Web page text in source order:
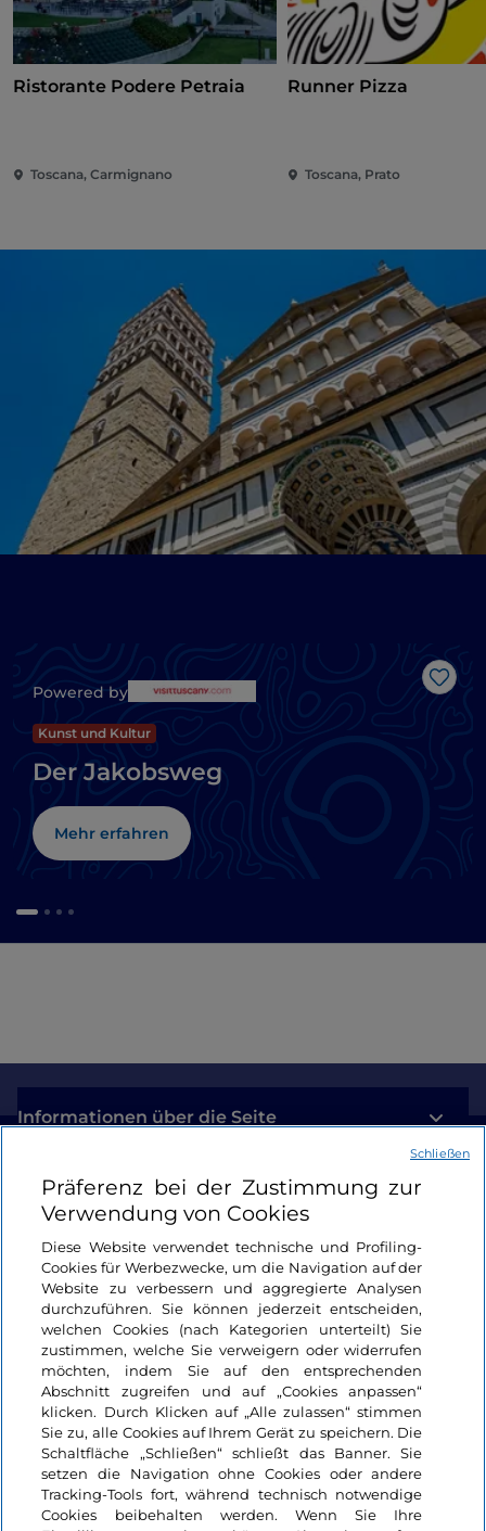
Ristorante Podere Petraia
Toscana, Carmignano
Runner Pizza
Toscana, Prato
Like
Powered by
Kunst und Kultur
Der Jakobsweg
Mehr erfahren
Informationen über die Seite
Nützliche Links
Login
Bleiben wir in Kontakt
Präferenz bei der Zustimmung zur
Verwendung von Cookies
Diese Website verwendet technische und Profiling-
Cookies für Werbezwecke, um die Navigation auf der
Website zu verbessern und aggregierte Analysen
durchzuführen. Sie können jederzeit entscheiden,
welchen Cookies (nach Kategorien unterteilt) Sie
zustimmen, welche Sie verweigern oder widerrufen
möchten, indem Sie auf den entsprechenden
Abschnitt zugreifen und auf „Cookies anpassen“
klicken. Durch Klicken auf „Alle zulassen“ stimmen
Sie zu, alle Cookies auf Ihrem Gerät zu speichern. Die
Schaltfläche „Schließen“ schließt das Banner. Sie
setzen die Navigation ohne Cookies oder andere
Tracking-Tools fort, während technisch notwendige
Cookies beibehalten werden. Wenn Sie Ihre
Schließen